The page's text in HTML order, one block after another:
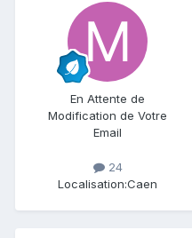
En Attente de
Modification de Votre
Email
24
Localisation:Caen